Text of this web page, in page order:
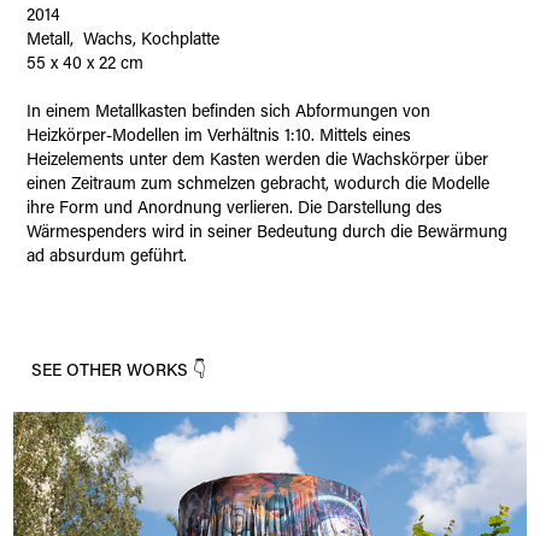
2014
Metall, Wachs, Kochplatte
55 x 40 x 22 cm
In einem Metallkasten befinden sich Abformungen von
Heizkörper-Modellen im Verhältnis 1:10. Mittels eines
Heizelements unter dem Kasten werden die Wachskörper über
einen Zeitraum zum schmelzen gebracht, wodurch die Modelle
ihre Form und Anordnung verlieren. Die Darstellung des
Wärmespenders wird in seiner Bedeutung durch die Bewärmung
ad absurdum geführt.
SEE OTHER WORKS 👇